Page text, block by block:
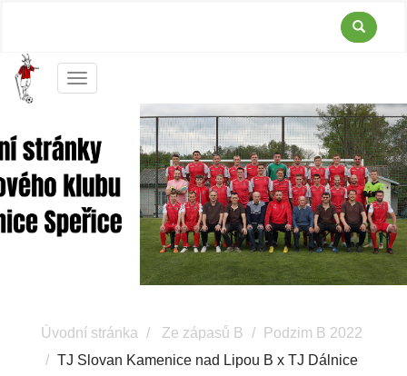
Menu
Úvodní stránka Ze zápasů B
Podzim B 2022
TJ Slovan Kamenice nad Lipou B x TJ Dálnice